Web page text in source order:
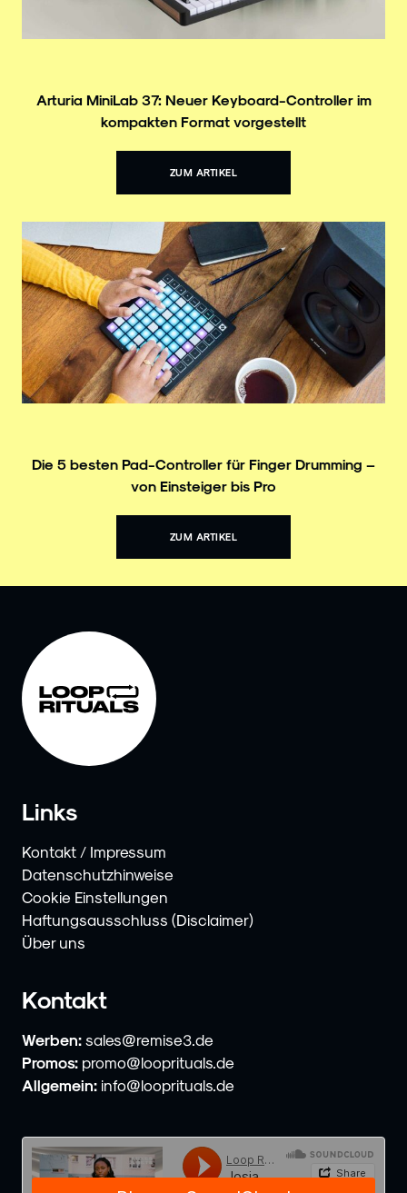
Arturia MiniLab 37: Neuer Keyboard-Controller im
kompakten Format vorgestellt
ZUM ARTIKEL
Die 5 besten Pad-Controller für Finger Drumming –
von Einsteiger bis Pro
ZUM ARTIKEL
Links
Kontakt / Impressum
Datenschutzhinweise
Cookie Einstellungen
Haftungsausschluss (Disclaimer)
Über uns
Kontakt
Werben: sales@remise3.de
Promos: promo@looprituals.de
Allgemein: info@looprituals.de